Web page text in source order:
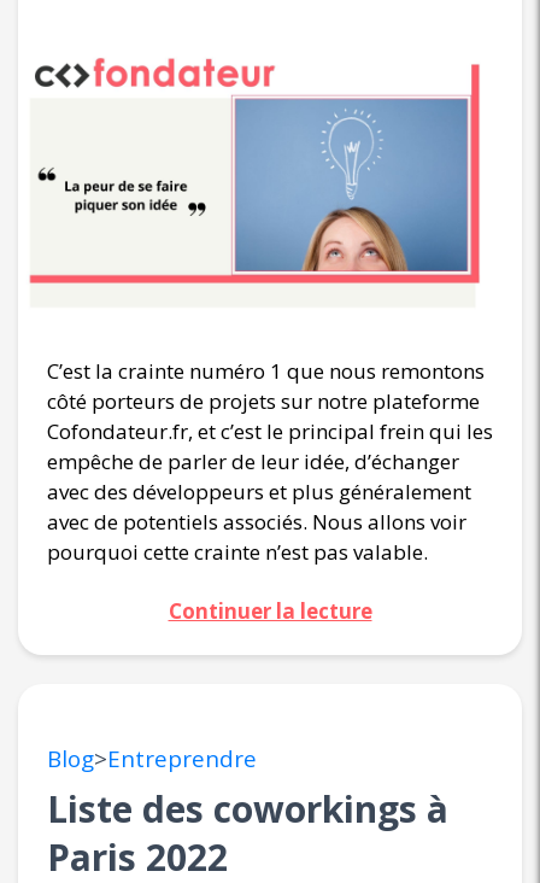
C’est la crainte numéro 1 que nous remontons
côté porteurs de projets sur notre plateforme
Cofondateur.fr, et c’est le principal frein qui les
empêche de parler de leur idée, d’échanger
avec des développeurs et plus généralement
avec de potentiels associés. Nous allons voir
pourquoi cette crainte n’est pas valable.
Continuer la lecture
Blog>Entreprendre
Liste des coworkings à
Paris 2022